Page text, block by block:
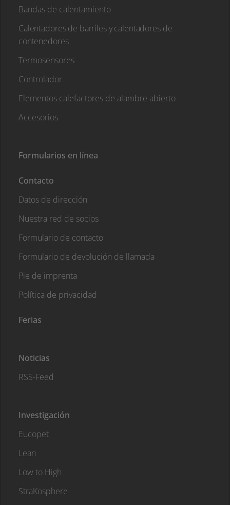
Bandas de calentamiento
Calentadores de barriles y calentadores de
contenedores
Termosensores
Controlador
Elementos calefactores de alambre abierto
Accesorios
Formularios en línea
Contacto
Datos de dirección
Nuestra red de socios
Formulario de contacto
Formulario de devolución de llamada
Pie de imprenta
Política de privacidad
Ferias
Noticias
RSS-Feed
Investigación
Eucopet
Lean
Low to High
StraKosphere